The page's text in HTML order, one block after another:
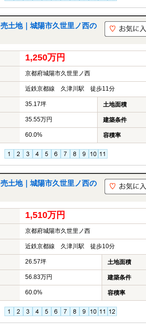
地｜城陽市久世里ノ西の
1,250万円
京都府城陽市久世里ノ西
近鉄京都線 久津川駅 徒歩11分
35.17坪 土地面積
35.55万円 建築条件
60.0% 容積率
地｜城陽市久世里ノ西の
1,510万円
京都府城陽市久世里ノ西
近鉄京都線 久津川駅 徒歩10分
26.57坪 土地面積
56.83万円 建築条件
60.0% 容積率